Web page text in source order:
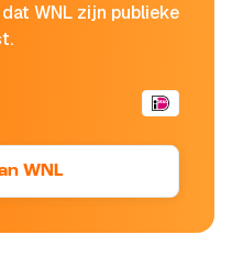
WNL zijn publieke
WNL